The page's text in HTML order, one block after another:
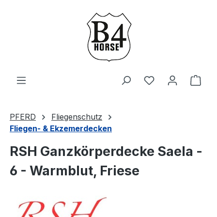
Zum Hauptinhalt springen
Du hast 0
PFERD
Fliegenschutz
Fliegen- & Ekzemerdecken
RSH Ganzkörperdecke Saela -
6 - Warmblut, Friese